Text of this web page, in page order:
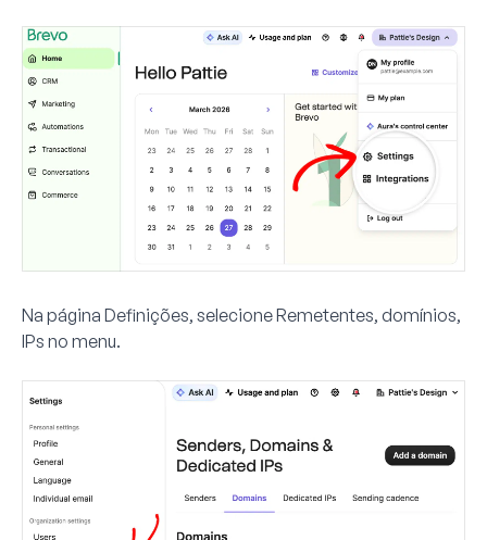
Na página Definições, selecioneRemetentes, domínios,
IPs no menu.